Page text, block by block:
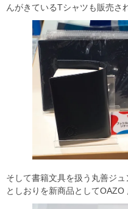
んがきているTシャツも販売さ
そして書籍文具を扱う丸善ジ
としおりを新商品としてOAZO